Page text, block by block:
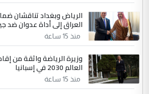
الرياض وبغداد تناقشان
العراق إلى أداة عدوان ضد
منذ 15 ساعة
وزيرة الرياضة واثقة من
العالم 2030 في إسبانيا
منذ 15 ساعة